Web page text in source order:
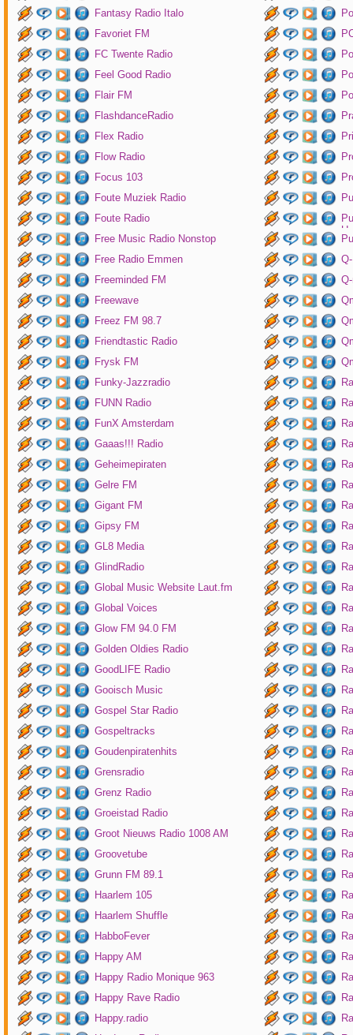
Fantasy Radio Italo
Favoriet FM
FC Twente Radio
Feel Good Radio
Flair FM
FlashdanceRadio
Flex Radio
Flow Radio
Focus 103
Foute Muziek Radio
Foute Radio
Free Music Radio Nonstop
Free Radio Emmen
Freeminded FM
Freewave
Freez FM 98.7
Friendtastic Radio
Frysk FM
Funky-Jazzradio
FUNN Radio
FunX Amsterdam
Gaaas!!! Radio
Geheimepiraten
Gelre FM
Gigant FM
Gipsy FM
GL8 Media
GlindRadio
Global Music Website Laut.fm
Global Voices
Glow FM 94.0 FM
Golden Oldies Radio
GoodLIFE Radio
Gooisch Music
Gospel Star Radio
Gospeltracks
Goudenpiratenhits
Grensradio
Grenz Radio
Groeistad Radio
Groot Nieuws Radio 1008 AM
Groovetube
Grunn FM 89.1
Haarlem 105
Haarlem Shuffle
HabboFever
Happy AM
Happy Radio Monique 963
Happy Rave Radio
Happy.radio